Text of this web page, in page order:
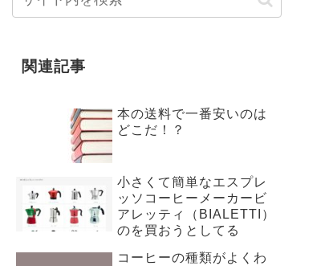
関連記事
本の送料で一番安いのは
どこだ！？
小さくて簡単なエスプレ
ッソコーヒーメーカービ
アレッティ（BIALETTI）
のを買おうとしてる
コーヒーの種類がよくわ